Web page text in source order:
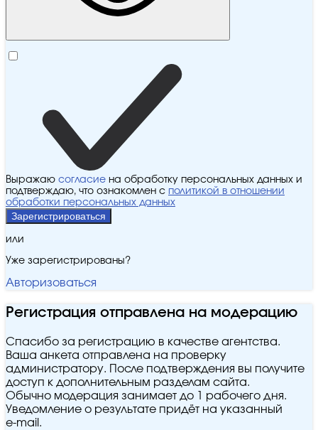
Выражаю согласие на обработку персональных данных и
подтверждаю, что ознакомлен с политикой в отношении
обработки персональных данных
Зарегистрироваться
или
Уже зарегистрированы?
Авторизоваться
Регистрация отправлена на модерацию
Спасибо за регистрацию в качестве агентства.
Ваша анкета отправлена на проверку
администратору. После подтверждения вы получите
доступ к дополнительным разделам сайта.
Обычно модерация занимает до 1 рабочего дня.
Уведомление о результате придёт на указанный
e‑mail.